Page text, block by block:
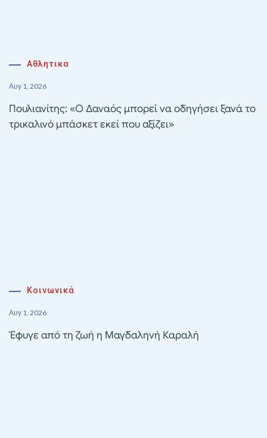
Αθλητικα
Αυγ 1, 2026
Πουλιανίτης: «Ο Δαναός μπορεί να οδηγήσει ξανά το
τρικαλινό μπάσκετ εκεί που αξίζει»
Κοινωνικά
Αυγ 1, 2026
Έφυγε από τη ζωή η Μαγδαληνή Καραλή